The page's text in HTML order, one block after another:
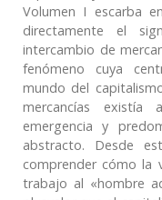
Volumen I escarba
directamente el
intercambio de
fenómeno cuya
mundo del
mercancías existía
emergencia y
abstracto. Desde
comprender cómo la
trabajo al «hombre